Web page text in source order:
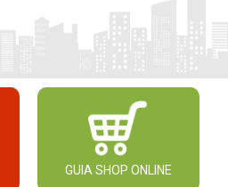
GUIA SHOP ONLINE